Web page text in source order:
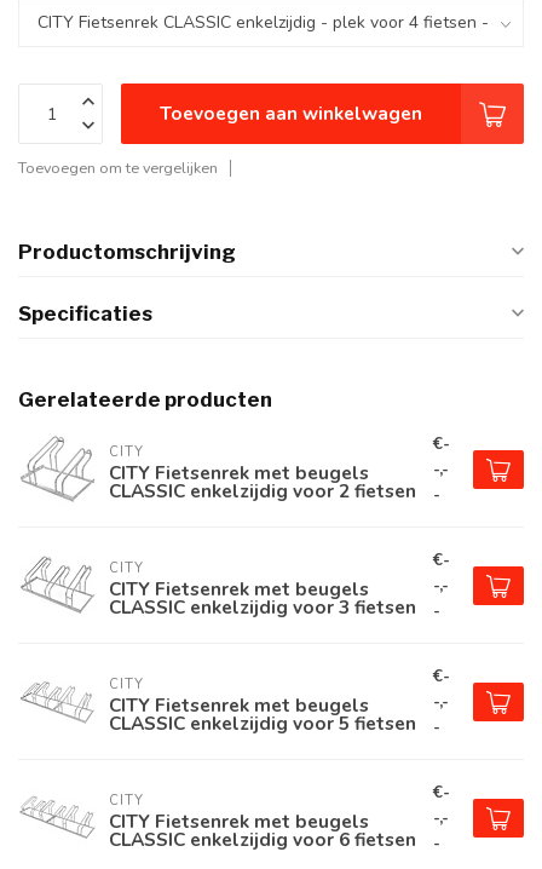
Toevoegen aan winkelwagen
Toevoegen om te vergelijken
Productomschrijving
Specificaties
Gerelateerde producten
CITY
CITY Fietsenrek met beugels
CLASSIC enkelzijdig voor 2 fietsen
€-
-,-
-
CITY
CITY Fietsenrek met beugels
CLASSIC enkelzijdig voor 3 fietsen
€-
-,-
-
CITY
CITY Fietsenrek met beugels
CLASSIC enkelzijdig voor 5 fietsen
€-
-,-
-
CITY
CITY Fietsenrek met beugels
CLASSIC enkelzijdig voor 6 fietsen
€-
-,-
-